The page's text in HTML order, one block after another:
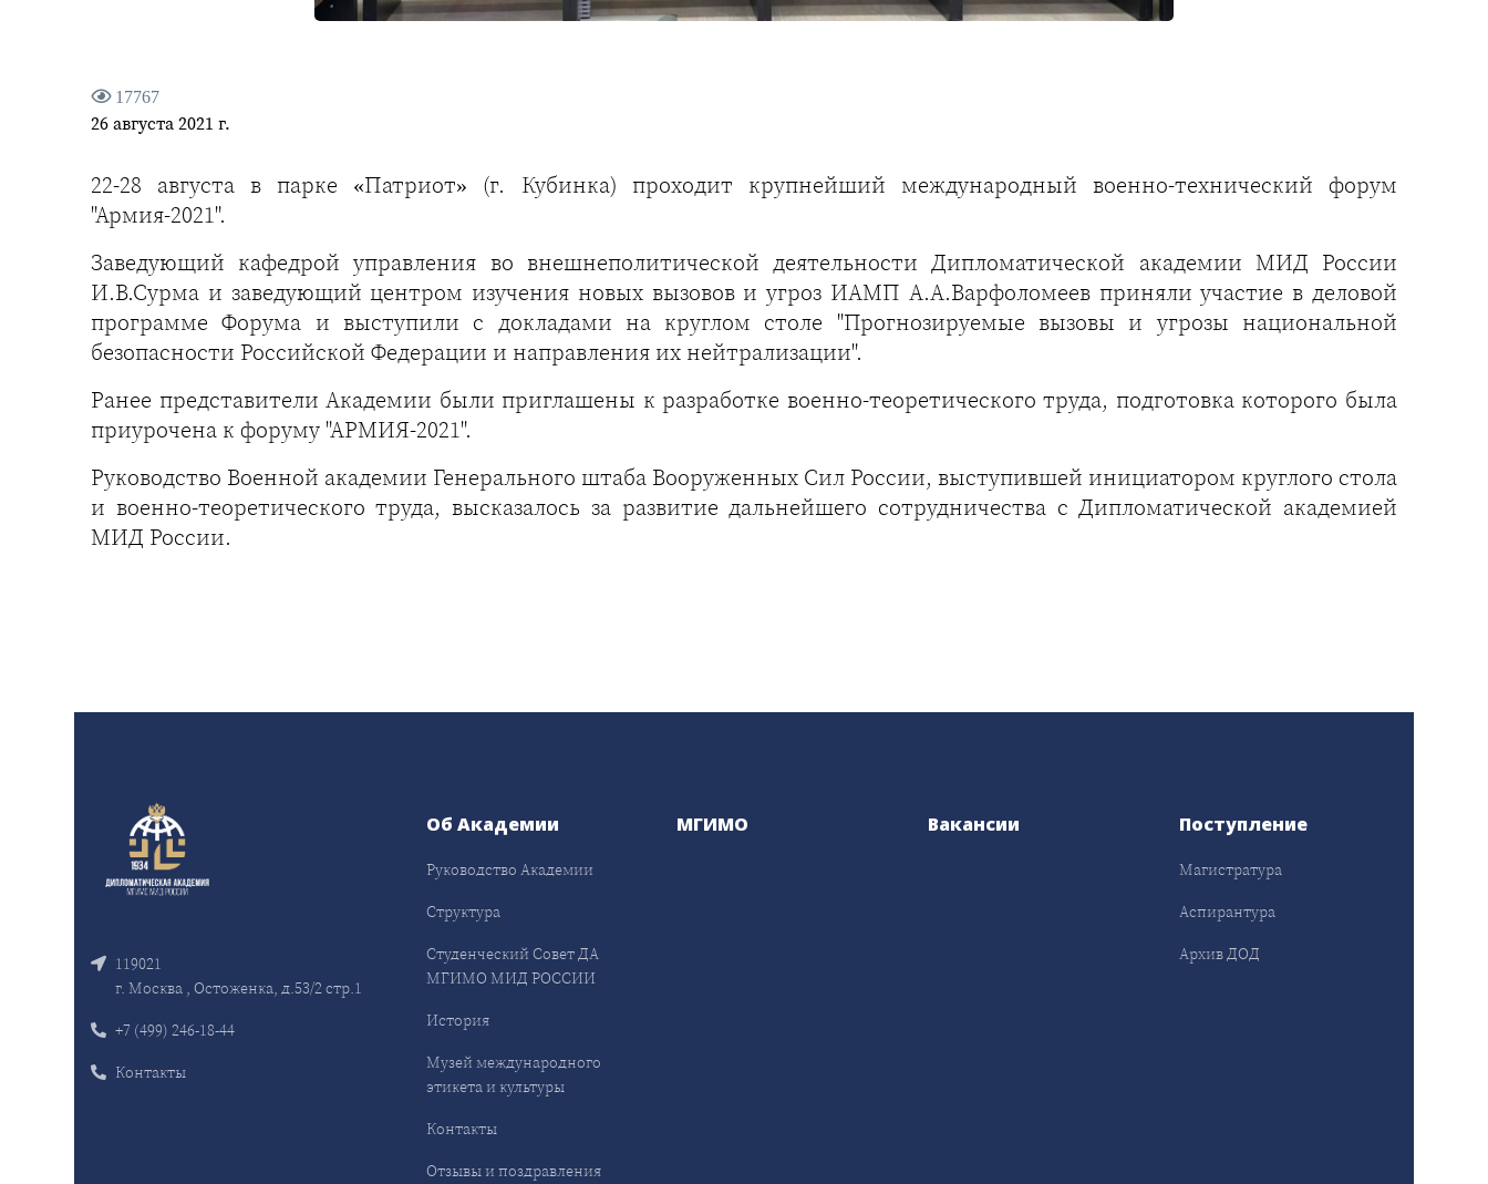
17767
26 августа 2021 г.
22-28 августа в парке «Патриот» (г. Кубинка) проходит крупнейший международный военно-технический форум
"Армия-2021".
Заведующий кафедрой управления во внешнеполитической деятельности Дипломатической академии МИД России
И.В.Сурма и заведующий центром изучения новых вызовов и угроз ИАМП А.А.Варфоломеев приняли участие в деловой
программе Форума и выступили с докладами на круглом столе "Прогнозируемые вызовы и угрозы национальной
безопасности Российской Федерации и направления их нейтрализации".
Ранее представители Академии были приглашены к разработке военно-теоретического труда, подготовка которого была
приурочена к форуму "АРМИЯ-2021".
Руководство Военной академии Генерального штаба Вооруженных Сил России, выступившей инициатором круглого стола
и военно-теоретического труда, высказалось за развитие дальнейшего сотрудничества с Дипломатической академией
МИД России.
119021
г. Москва , Остоженка, д.53/2 стр.1
+7 (499) 246-18-44
Контакты
Об Академии
Руководство Академии
Структура
Студенческий Совет ДА
МГИМО МИД РОССИИ
История
Музей международного
этикета и культуры
Контакты
Отзывы и поздравления
МГИМО Вакансии Поступление
Магистратура
Аспирантура
Архив ДОД